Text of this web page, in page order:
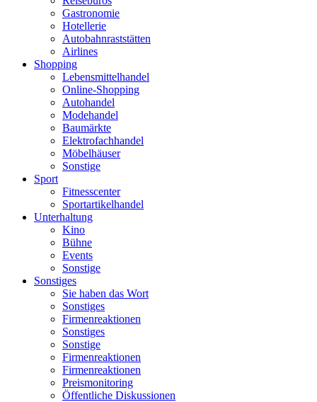
Gastronomie
Hotellerie
Autobahnraststätten
Airlines
Shopping
Lebensmittelhandel
Online-Shopping
Autohandel
Modehandel
Baumärkte
Elektrofachhandel
Möbelhäuser
Sonstige
Sport
Fitnesscenter
Sportartikelhandel
Unterhaltung
Kino
Bühne
Events
Sonstige
Sonstiges
Sie haben das Wort
Sonstiges
Firmenreaktionen
Sonstiges
Sonstige
Firmenreaktionen
Firmenreaktionen
Preismonitoring
Öffentliche Diskussionen